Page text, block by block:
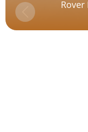
Rover